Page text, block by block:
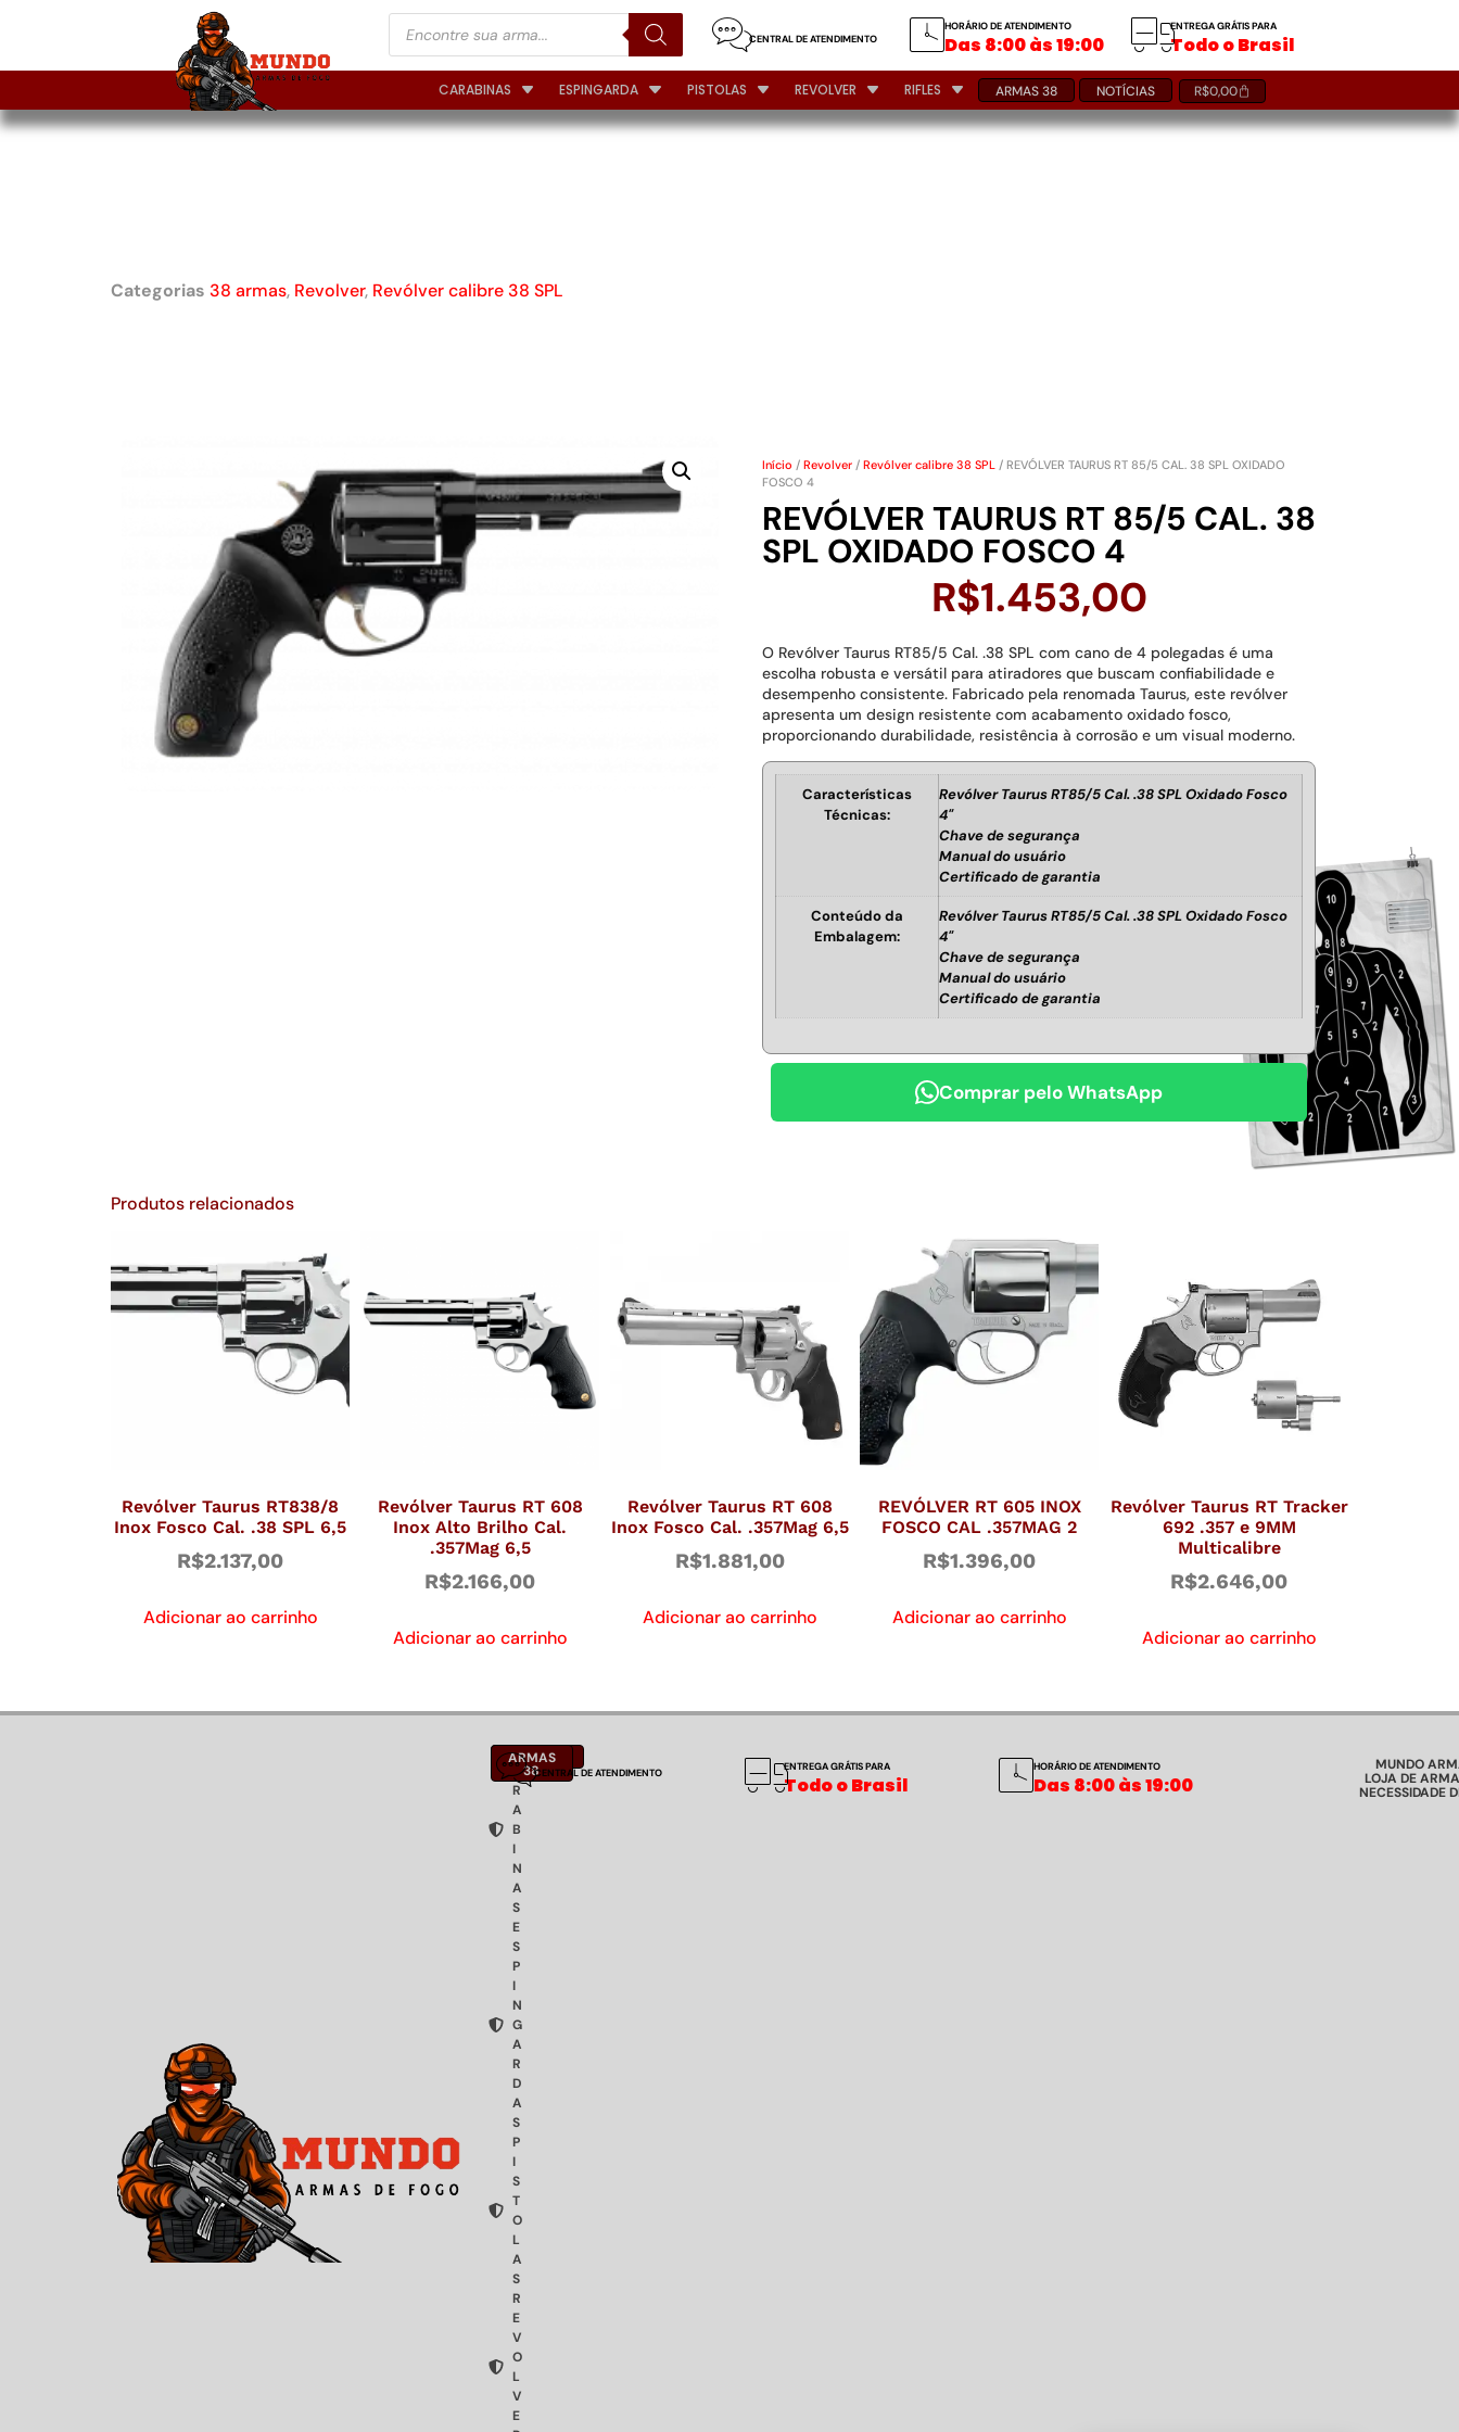
CENTRAL DE ATENDIMENTO
HORÁRIO DE ATENDIMENTO
Das 8:00 às 19:00
ENTREGA GRÁTIS PARA
Todo o Brasil
CARABINAS ESPINGARDA PISTOLAS REVOLVER RIFLES ARMAS 38 NOTÍCIAS R$0,00
Categorias 38 armas, Revolver, Revólver calibre 38 SPL
Início / Revolver / Revólver calibre 38 SPL / REVÓLVER TAURUS RT 85/5 CAL. 38 SPL OXIDADO
FOSCO 4
REVÓLVER TAURUS RT 85/5 CAL. 38
SPL OXIDADO FOSCO 4
R$1.453,00
O Revólver Taurus RT85/5 Cal. .38 SPL com cano de 4 polegadas é uma
escolha robusta e versátil para atiradores que buscam confiabilidade e
desempenho consistente. Fabricado pela renomada Taurus, este revólver
apresenta um design resistente com acabamento oxidado fosco,
proporcionando durabilidade, resistência à corrosão e um visual moderno.
Características
Técnicas:
Revólver Taurus RT85/5 Cal. .38 SPL Oxidado Fosco
4"
Chave de segurança
Manual do usuário
Certificado de garantia
Conteúdo da
Embalagem:
Revólver Taurus RT85/5 Cal. .38 SPL Oxidado Fosco
4"
Chave de segurança
Manual do usuário
Certificado de garantia
Comprar pelo WhatsApp
Produtos relacionados
Revólver Taurus RT838/8
Inox Fosco Cal. .38 SPL 6,5
R$2.137,00
Adicionar ao carrinho
Revólver Taurus RT 608
Inox Alto Brilho Cal.
.357Mag 6,5
R$2.166,00
Adicionar ao carrinho
Revólver Taurus RT 608
Inox Fosco Cal. .357Mag 6,5
R$1.881,00
Adicionar ao carrinho
REVÓLVER RT 605 INOX
FOSCO CAL .357MAG 2
R$1.396,00
Adicionar ao carrinho
Revólver Taurus RT Tracker
692 .357 e 9MM
Multicalibre
R$2.646,00
Adicionar ao carrinho
C
A
R
A
B
I
N
A
S
E
S
P
I
N
G
A
R
D
A
S
P
I
S
T
O
L
A
S
R
E
V
O
L
V
E
NOTÍCIAS
ARMAS
38CENTRAL DE ATENDIMENTO
ENTREGA GRÁTIS PARA
Todo o Brasil
HORÁRIO DE ATENDIMENTO
Das 8:00 às 19:00
MUNDO
LOJA DE
NECESSIDADE